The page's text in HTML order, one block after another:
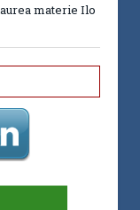
materie Ilo